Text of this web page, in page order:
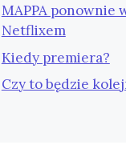
MAPPA ponownie
Netflixem
Kiedy premiera?
Czy to będzie